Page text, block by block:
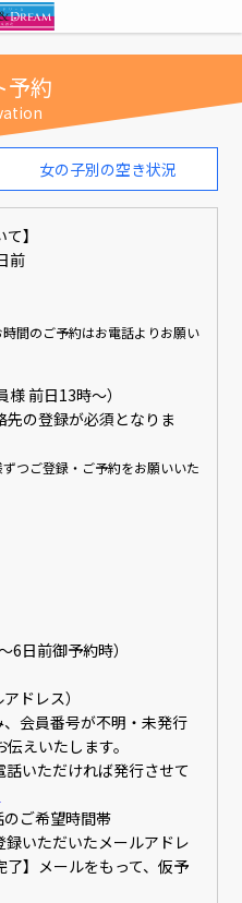
予約
女の子別の空き状況
】
前
間のご予約はお電話よりお願い
前日13時〜）
の登録が必須となりま
つご登録・ご予約をお願いいた
6日前御予約時）
ドレス）
会員番号が不明・未発行
えいたします。
いただければ発行させて
ご希望時間帯
いただいたメールアドレ
】メールをもって、仮予